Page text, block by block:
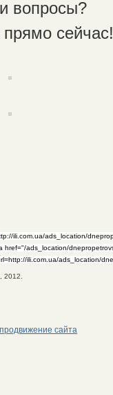
вопросы?
сейчас!
2012.
сайта